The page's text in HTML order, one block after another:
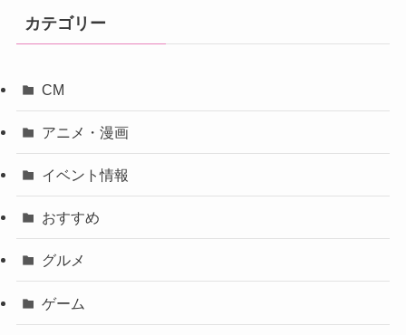
カテゴリー
CM
アニメ・漫画
イベント情報
おすすめ
グルメ
ゲーム